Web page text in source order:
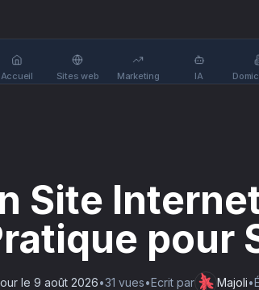
Accueil Sites web Marketing IA
Site
pour
le 9 août 2026•31 vues•Ecrit par Majoli•